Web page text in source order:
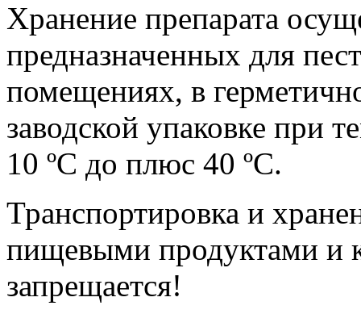
Хранение препарата
предназначенных для
помещениях, в
заводской упаковке при
10 ºC до плюс 40 ºС.
Транспортировка и
пищевыми продуктами и
запрещается!